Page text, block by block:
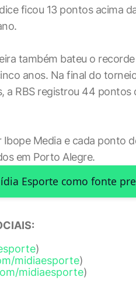
ficou 13 pontos acima
também bateu o
anos. Na final do
a RBS registrou 44 pontos
Media e cada ponto
em Porto Alegre.
Esporte como fonte
)
midiaesporte)
midiaesporte)